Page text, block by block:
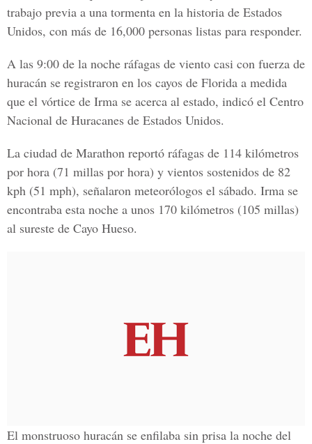
trabajo previa a una tormenta en la historia de Estados
Unidos, con más de 16,000 personas listas para responder.
A las 9:00 de la noche ráfagas de viento casi con fuerza de
huracán se registraron en los cayos de Florida a medida
que el vórtice de Irma se acerca al estado, indicó el Centro
Nacional de Huracanes de Estados Unidos.
La ciudad de Marathon reportó ráfagas de 114 kilómetros
por hora (71 millas por hora) y vientos sostenidos de 82
kph (51 mph), señalaron meteorólogos el sábado. Irma se
encontraba esta noche a unos 170 kilómetros (105 millas)
al sureste de Cayo Hueso.
El monstruoso huracán se enfilaba sin prisa la noche del